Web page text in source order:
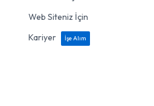
Web Siteniz İçin
Kariyer
İşe Alım